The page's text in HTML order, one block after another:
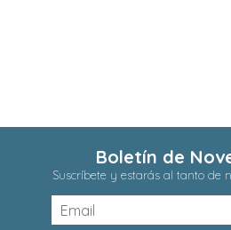
Boletín de
Suscríbete y estarás al tanto de